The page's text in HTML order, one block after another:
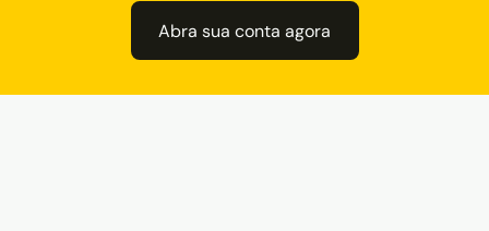
Abra sua conta agora